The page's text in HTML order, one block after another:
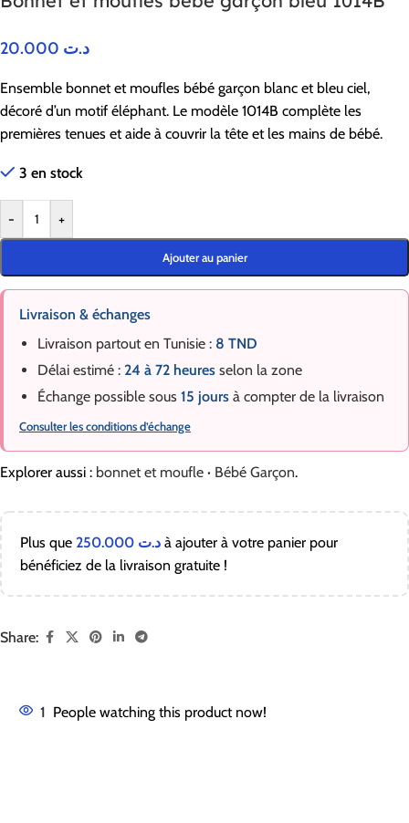
د.ت
Ensemble bonnet et moufles bébé garçon blanc et bleu ciel,
décoré d’un motif éléphant. Le modèle 1014B complète les
premières tenues et aide à couvrir la tête et les mains de bébé.
3 en stock
- +
Ajouter au panier
Livraison & échanges
Livraison partout en Tunisie : 8 TND
Délai estimé : 24 à 72 heures selon la zone
Échange possible sous 15 jours à compter de la livraison
Consulter les conditions d’échange
Explorer aussi : bonnet et moufle · Bébé Garçon.
Plus que د.ت à ajouter à votre panier pour
bénéficiez de la livraison gratuite !
Share:
1 People watching this product now!